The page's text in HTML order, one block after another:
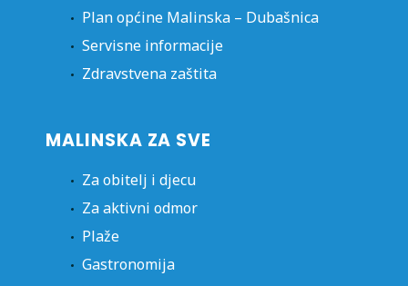
Plan općine Malinska – Dubašnica
Servisne informacije
Zdravstvena zaštita
MALINSKA ZA SVE
Za obitelj i djecu
Za aktivni odmor
Plaže
Gastronomija